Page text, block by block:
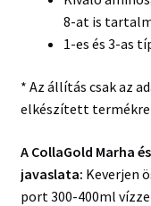
8-at is
1-es és 3-as
* Az állítás csak az
elkészített termékre
A CollaGold Marha
javaslata: Keverjen
port 300-400ml